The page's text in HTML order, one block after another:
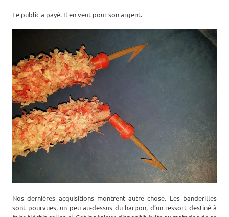
Le public a payé. Il en veut pour son argent.
Nos dernières acquisitions montrent autre chose. Les banderilles
sont pourvues, un peu au-dessus du harpon, d’un ressort destiné à